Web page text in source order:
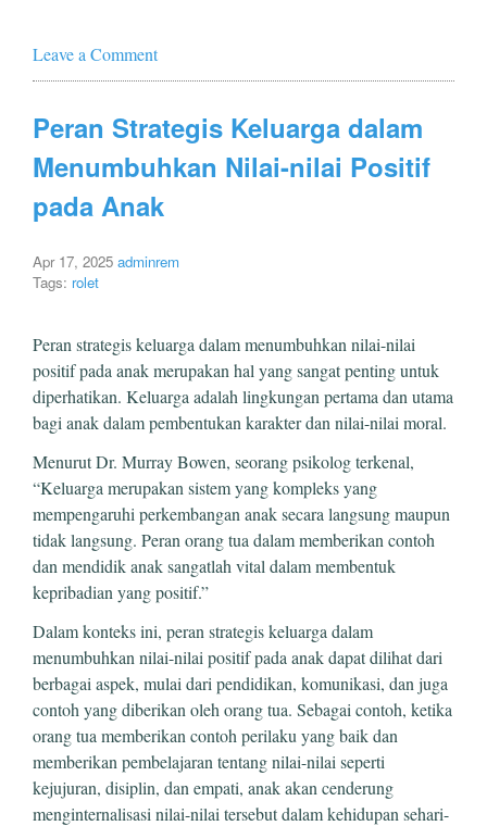
Leave a Comment
Peran Strategis Keluarga dalam
Menumbuhkan Nilai-nilai Positif
pada Anak
Apr 17, 2025 adminrem
Tags: rolet
Peran strategis keluarga dalam menumbuhkan nilai-nilai
positif pada anak merupakan hal yang sangat penting untuk
diperhatikan. Keluarga adalah lingkungan pertama dan utama
bagi anak dalam pembentukan karakter dan nilai-nilai moral.
Menurut Dr. Murray Bowen, seorang psikolog terkenal,
“Keluarga merupakan sistem yang kompleks yang
mempengaruhi perkembangan anak secara langsung maupun
tidak langsung. Peran orang tua dalam memberikan contoh
dan mendidik anak sangatlah vital dalam membentuk
kepribadian yang positif.”
Dalam konteks ini, peran strategis keluarga dalam
menumbuhkan nilai-nilai positif pada anak dapat dilihat dari
berbagai aspek, mulai dari pendidikan, komunikasi, dan juga
contoh yang diberikan oleh orang tua. Sebagai contoh, ketika
orang tua memberikan contoh perilaku yang baik dan
memberikan pembelajaran tentang nilai-nilai seperti
kejujuran, disiplin, dan empati, anak akan cenderung
menginternalisasi nilai-nilai tersebut dalam kehidupan sehari-